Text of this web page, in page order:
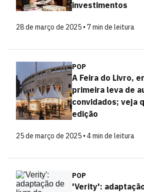
investimentos
28 de março de 2025 • 7 min de leitura
POP
A Feira do Livro,
primeira leva de
convidados; veja
edição
25 de março de 2025 • 4 min de leitura
POP
'Verity':